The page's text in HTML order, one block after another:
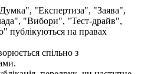
"Експертиза", "Заява",
"Вибори", "Тест-драйв",
публікуються на правах
спільно з